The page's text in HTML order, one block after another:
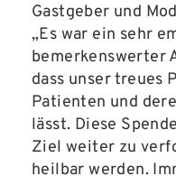
Gastgeber und
„Es war ein sehr
bemerkenswerter
dass unser treues
Patienten und
lässt. Diese
Ziel weiter zu
heilbar werden.